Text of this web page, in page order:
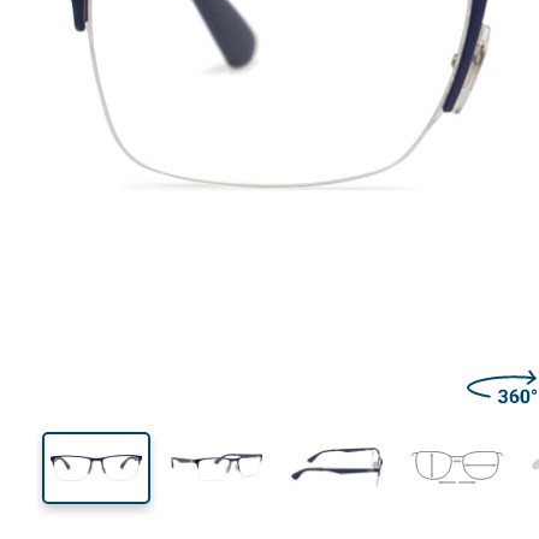
Širina
46 mm
Visina leće Širina leće
Širina